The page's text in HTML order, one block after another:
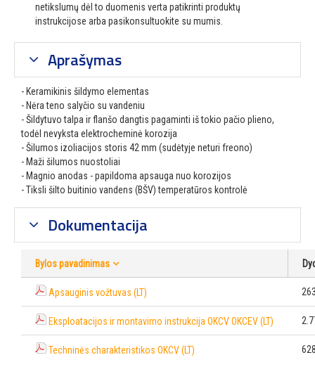
netikslumų dėl to duomenis verta patikrinti produktų
instrukcijose arba pasikonsultuokite su mumis.
Aprašymas
- Keramikinis šildymo elementas
- Nėra teno salyčio su vandeniu
- Šildytuvo talpa ir flanšo dangtis pagaminti iš tokio pačio plieno,
todėl nevyksta elektrocheminė korozija
- Šilumos izoliacijos storis 42 mm (sudėtyje neturi freono)
- Maži šilumos nuostoliai
- Magnio anodas - papildoma apsauga nuo korozijos
- Tiksli šilto buitinio vandens (BŠV) temperatūros kontrolė
Dokumentacija
Bylos pavadinimas
Apsauginis vožtuvas (LT)
Eksploatacijos ir montavimo instrukcija OKCV OKCEV (LT)
Techninės charakteristikos OKCV (LT)